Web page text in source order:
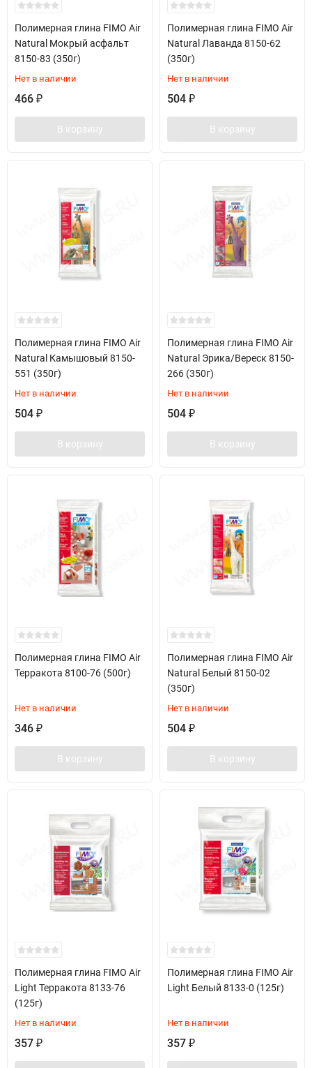
Полимерная глина FIMO Air
Natural Мокрый асфальт
8150-83 (350г)
Нет в наличии
466 ₽
В корзину
Полимерная глина FIMO Air
Natural Лаванда 8150-62
(350г)
Нет в наличии
504 ₽
В корзину
Полимерная глина FIMO Air
Natural Камышовый 8150-
551 (350г)
Нет в наличии
504 ₽
В корзину
Полимерная глина FIMO Air
Natural Эрика/Вереск 8150-
266 (350г)
Нет в наличии
504 ₽
В корзину
Полимерная глина FIMO Air
Терракота 8100-76 (500г)
Нет в наличии
346 ₽
В корзину
Полимерная глина FIMO Air
Natural Белый 8150-02
(350г)
Нет в наличии
504 ₽
В корзину
Полимерная глина FIMO Air
Light Терракота 8133-76
(125г)
Нет в наличии
357 ₽
Полимерная глина FIMO Air
Light Белый 8133-0 (125г)
Нет в наличии
357 ₽